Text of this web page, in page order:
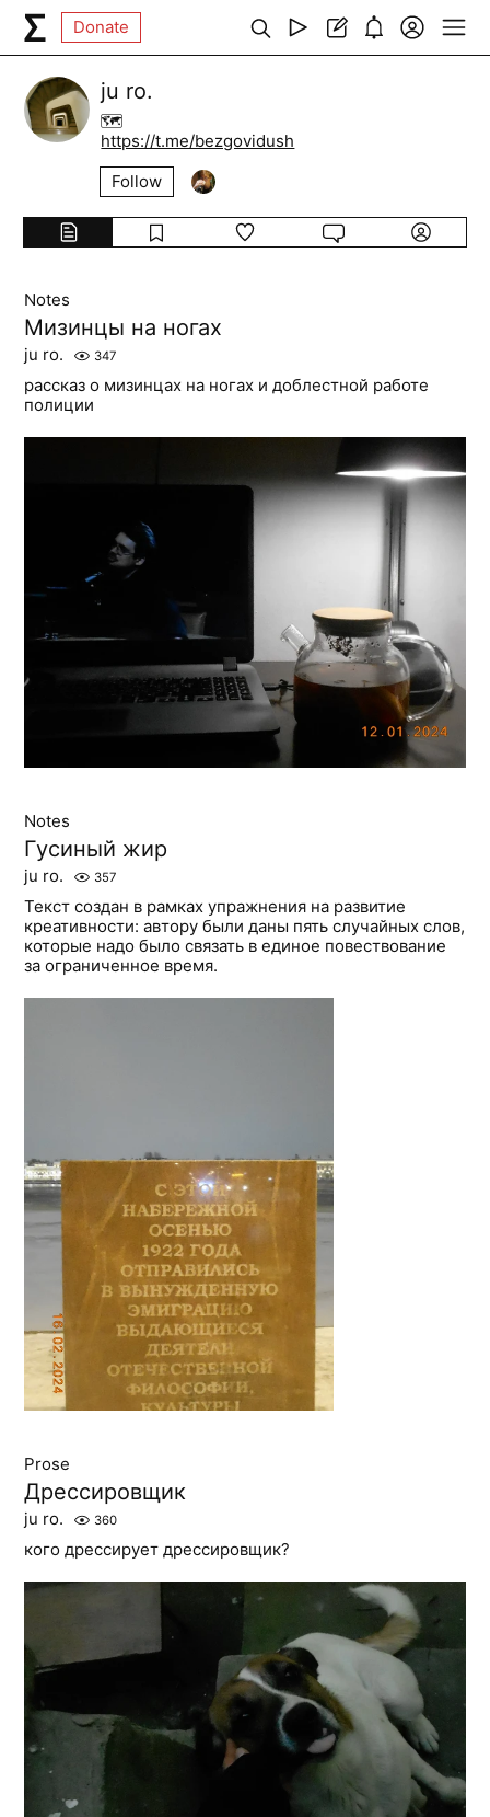
Donate
ju ro.
🗺️
https://t.me/bezgovidush
Follow
Notes
Мизинцы на ногах
ju ro. 347
рассказ о мизинцах на ногах и доблестной работе
полиции
Notes
Гусиный жир
ju ro. 357
Текст создан в рамках упражнения на развитие
креативности: автору были даны пять случайных слов,
которые надо было связать в единое повествование
за ограниченное время.
Prose
Дрессировщик
ju ro. 360
кого дрессирует дрессировщик?